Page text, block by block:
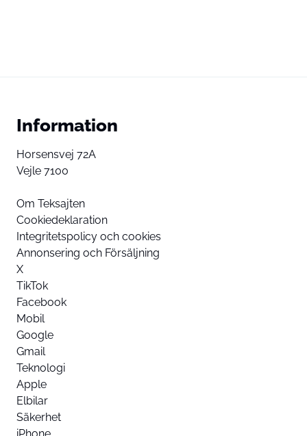
Information
Horsensvej 72A
Vejle 7100
Om Teksajten
Cookiedeklaration
Integritetspolicy och cookies
Annonsering och Försäljning
X
TikTok
Facebook
Mobil
Google
Gmail
Teknologi
Apple
Elbilar
Säkerhet